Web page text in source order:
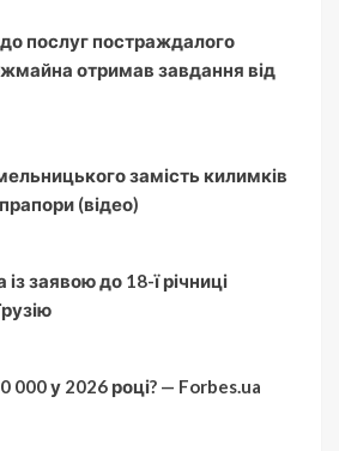
послуг постраждалого
отримав завдання від
замість килимків
(відео)
заявою до 18-ї річниці
000 у 2026 році? — Forbes.ua